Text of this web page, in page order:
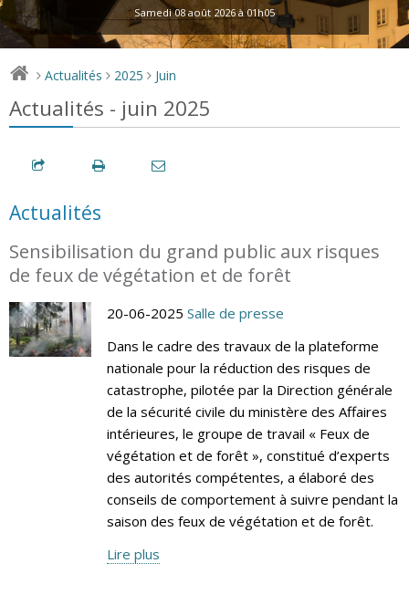
Samedi 08 août 2026 à 01h05
> Actualités > 2025 > Juin
Actualités - juin 2025
Actualités
Sensibilisation du grand public aux risques
de feux de végétation et de forêt
20-06-2025 Salle de presse
Dans le cadre des travaux de la plateforme
nationale pour la réduction des risques de
catastrophe, pilotée par la Direction générale
de la sécurité civile du ministère des Affaires
intérieures, le groupe de travail « Feux de
végétation et de forêt », constitué d’experts
des autorités compétentes, a élaboré des
conseils de comportement à suivre pendant la
saison des feux de végétation et de forêt.
Lire plus